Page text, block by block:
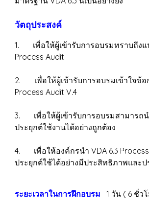
วัตถุประสงค์
1. เพื่อให้ผู้เข้ารับการอบรมทราบถึงแ
Process Audit
2. เพื่อให้ผู้เข้ารับการอบรมเข้าใจข้อ
Process Audit V.4
3. เพื่อให้ผู้เข้ารับการอบรมสามารถ
ประยุกต์ใช้งานได้อย่างถูกต้อง
4. เพื่อให้องค์กรนำ VDA 6.3 Process
ประยุกต์ใช้ได้อย่างมีประสิทธิภาพและ
ระยะเวลาในการฝึกอบรม 1 วัน ( 6 ชั่ว